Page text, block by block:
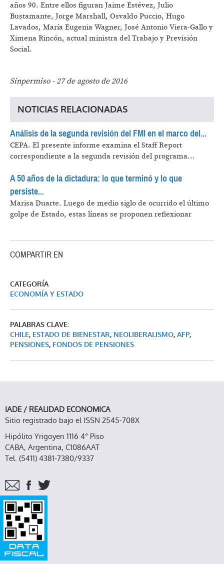
años 90. Entre ellos figuran Jaime Estévez, Julio
Bustamante, Jorge Marshall, Osvaldo Puccio, Hugo
Lavados, María Eugenia Wagner, José Antonio Viera-Gallo y
Ximena Rincón, actual ministra del Trabajo y Previsión
Social.
Sinpermiso - 27 de agosto de 2016
NOTICIAS RELACIONADAS
Análisis de la segunda revisión del FMI en el marco del...
CEPA. El presente informe examina el Staff Report
correspondiente a la segunda revisión del programa...
A 50 años de la dictadura: lo que terminó y lo que
persiste...
Marisa Duarte. Luego de medio siglo de ocurrido el último
golpe de Estado, estas líneas se proponen reflexionar
COMPARTIR EN
CATEGORÍA
ECONOMÍA Y ESTADO
PALABRAS CLAVE:
CHILE, ESTADO DE BIENESTAR, NEOLIBERALISMO, AFP,
PENSIONES, FONDOS DE PENSIONES
IADE / REALIDAD ECONOMICA
Sitio registrado bajo el ISSN 2545-708X
Hipólito Yrigoyen 1116 4° Piso
CABA, Argentina, C1086AAT
Tel. (5411) 4381-7380/9337